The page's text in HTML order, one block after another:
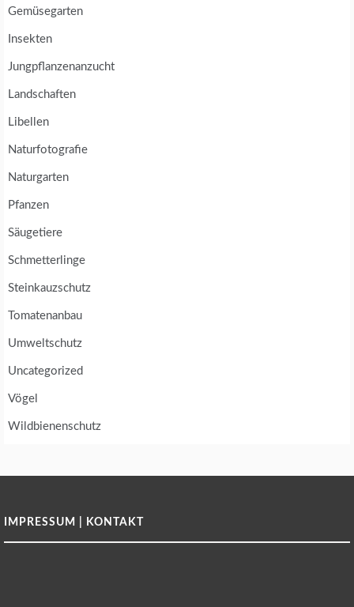
Gemüsegarten
Insekten
Jungpflanzenanzucht
Landschaften
Libellen
Naturfotografie
Naturgarten
Pfanzen
Säugetiere
Schmetterlinge
Steinkauzschutz
Tomatenanbau
Umweltschutz
Uncategorized
Vögel
Wildbienenschutz
IMPRESSUM | KONTAKT